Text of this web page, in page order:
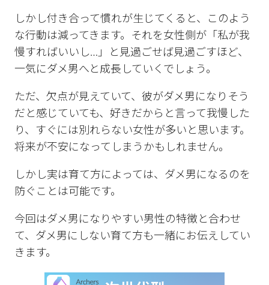
しかし付き合って慣れが生じてくると、このよう
な行動は減ってきます。それを女性側が「私が我
慢すればいいし…」と見過ごせば見過ごすほど、
一気にダメ男へと成長していくでしょう。
ただ、欠点が見えていて、彼がダメ男になりそう
だと感じていても、好きだからと言って我慢した
り、すぐには別れらない女性が多いと思います。
将来が不安になってしまうかもしれません。
しかし実は育て方によっては、ダメ男になるのを
防ぐことは可能です。
今回はダメ男になりやすい男性の特徴と合わせ
て、ダメ男にしない育て方も一緒にお伝えしてい
きます。